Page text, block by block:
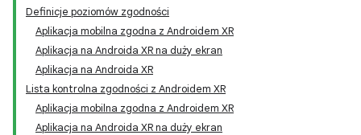
Definicje poziomów zgodności
Aplikacja mobilna zgodna z Androidem XR
Aplikacja na Androida XR na duży ekran
Aplikacja na Androida XR
Lista kontrolna zgodności z Androidem XR
Aplikacja mobilna zgodna z Androidem XR
Aplikacja na Androida XR na duży ekran